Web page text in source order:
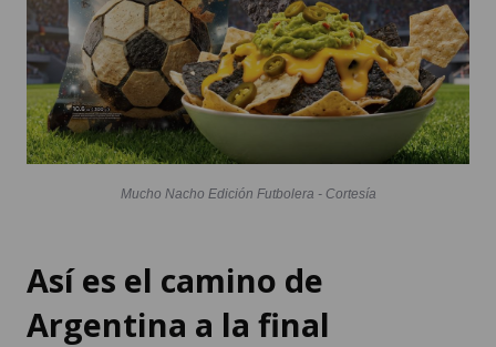
Mucho Nacho Edición Futbolera - Cortesía
Así es el camino de
Argentina a la final